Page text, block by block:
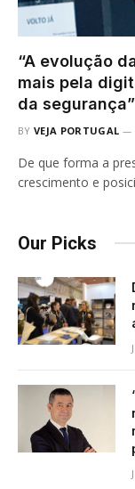
“A evolução
mais pela
da segurança”
BY VEJA PORTUGAL
De que forma a
crescimento e
Our Picks